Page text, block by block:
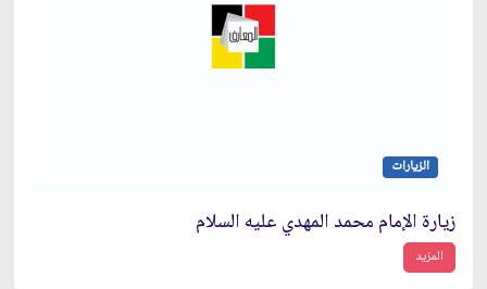
الزيارات
زيارة الإمام محمد المهدي عليه السلام
المزيد